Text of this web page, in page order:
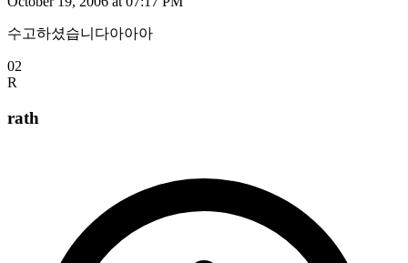
수고하셨습니다아아아
02
R
rath